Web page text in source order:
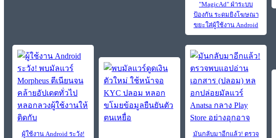
"MagicAd" ฝ่าระบบ
ป้องกัน ระดมยิงโฆษณา
ขยะใส่ผู้ใช้งาน Android
ผู้ใช้งาน Android ระวัง!
มันกลับมาอีกแล้ว! ตรวจ